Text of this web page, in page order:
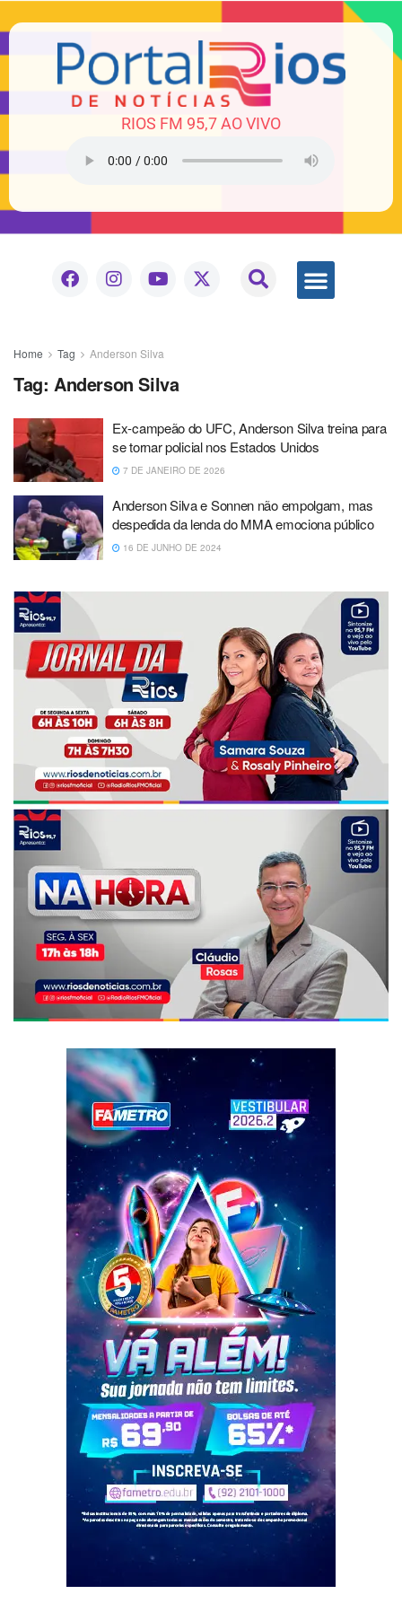
RIOS FM 95,7 AO VIVO
Home Tag Anderson Silva
Tag: Anderson Silva
Ex-campeão do UFC, Anderson Silva treina para
se tornar policial nos Estados Unidos
7 DE JANEIRO DE 2026
Anderson Silva e Sonnen não empolgam, mas
despedida da lenda do MMA emociona público
16 DE JUNHO DE 2024